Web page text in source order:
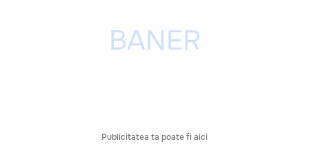
Publicitatea ta poate fi aici